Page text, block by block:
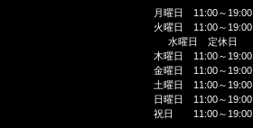
月曜日 11:00～19:00
火曜日 11:00～19:00
水曜日 定休日
木曜日 11:00～19:00
金曜日 11:00～19:00
土曜日 11:00～19:00
日曜日 11:00～19:00
祝日 11:00～19:00